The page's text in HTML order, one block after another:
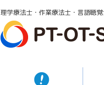
理学療法士・作業療法士・言語聴